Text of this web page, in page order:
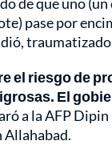
pase por
el riesgo de
El
a la AFP
Allahabad.